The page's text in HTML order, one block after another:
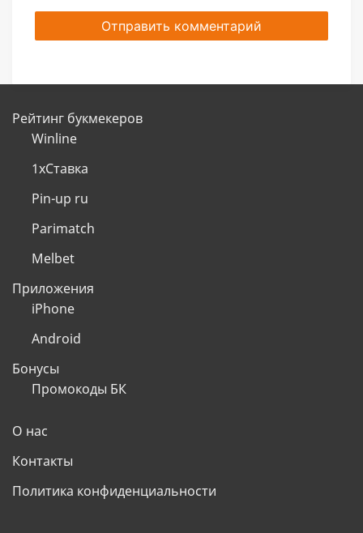
Рейтинг букмекеров
Winline
1хСтавка
Pin-up ru
Parimatch
Melbet
Приложения
iPhone
Android
Бонусы
Промокоды БК
О нас
Контакты
Политика конфиденциальности